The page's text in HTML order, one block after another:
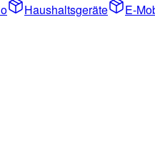
Haushaltsgeräte E-